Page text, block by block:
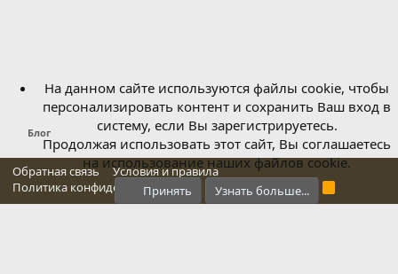
Блог
Обратная связь
Условия и правила
Политика конфиденциальности
Справка Главная
R
На данном сайте используются файлы cookie, чтобы
персонализировать контент и сохранить Ваш вход в
систему, если Вы зарегистрируетесь.
Продолжая использовать этот сайт, Вы соглашаетесь
на использование наших файлов cookie.
Принять Узнать больше...